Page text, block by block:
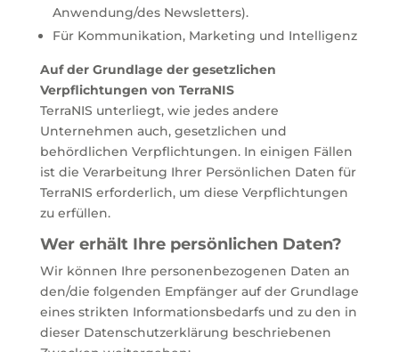
Anwendung/des Newsletters).
Für Kommunikation, Marketing und Intelligenz
Auf der Grundlage der gesetzlichen
Verpflichtungen von TerraNIS
TerraNIS unterliegt, wie jedes andere
Unternehmen auch, gesetzlichen und
behördlichen Verpflichtungen. In einigen Fällen
ist die Verarbeitung Ihrer Persönlichen Daten für
TerraNIS erforderlich, um diese Verpflichtungen
zu erfüllen.
Wer erhält Ihre persönlichen Daten?
Wir können Ihre personenbezogenen Daten an
den/die folgenden Empfänger auf der Grundlage
eines strikten Informationsbedarfs und zu den in
dieser Datenschutzerklärung beschriebenen